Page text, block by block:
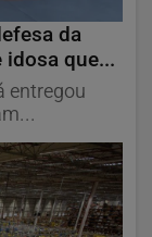
da
que...
entregou